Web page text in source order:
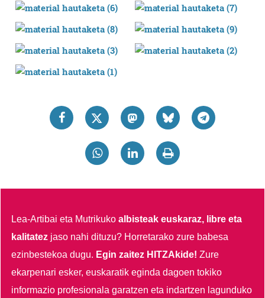
Lea-Artibai eta Mutrikukoalbisteak euskaraz, libre eta
kalitatez jaso nahi dituzu? Horretarako zure babesa
ezinbestekoa dugu. Egin zaitez HITZAkide!Zure
ekarpenari esker, euskaratik eginda dagoen tokiko
informazio profesionala garatzen eta indartzen lagunduko